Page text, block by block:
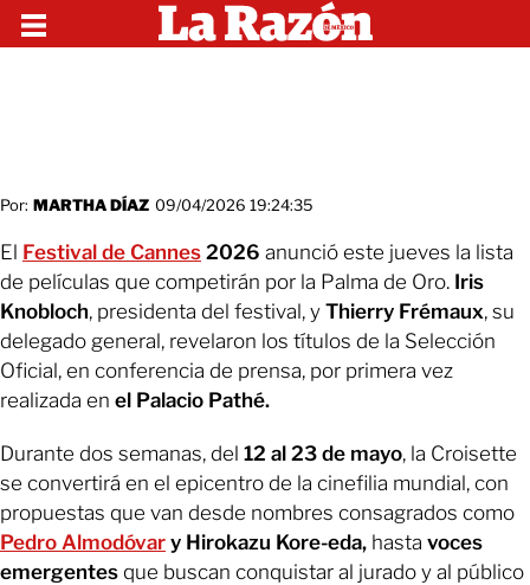
Por: MARTHA DÍAZ 09/04/2026 19:24:35
El Festival de Cannes 2026 anunció este jueves la lista
de películas que competirán por la Palma de Oro. Iris
Knobloch, presidenta del festival, y Thierry Frémaux, su
delegado general, revelaron los títulos de la Selección
Oficial, en conferencia de prensa, por primera vez
realizada en el Palacio Pathé.
Durante dos semanas, del 12 al 23 de mayo, la Croisette
se convertirá en el epicentro de la cinefilia mundial, con
propuestas que van desde nombres consagrados como
Pedro Almodóvar y Hirokazu Kore-eda, hasta voces
emergentes que buscan conquistar al jurado y al público